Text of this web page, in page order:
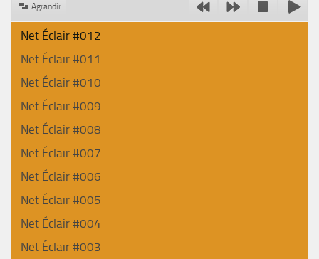
Agrandir
Net Éclair #012
Net Éclair #011
Net Éclair #010
Net Éclair #009
Net Éclair #008
Net Éclair #007
Net Éclair #006
Net Éclair #005
Net Éclair #004
Net Éclair #003